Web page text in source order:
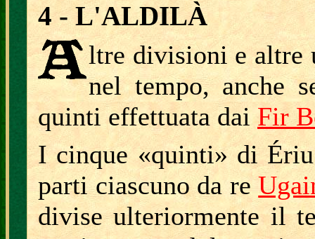
4 - L'ALDILÀ
ltre divisioni e altre
nel tempo, anche
quinti effettuata dai Fir
I cinque «quinti» di
parti ciascuno da re
divise ulteriormente il